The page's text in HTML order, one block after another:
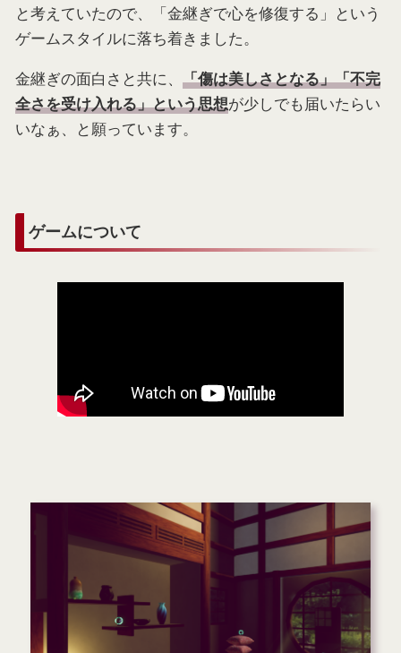
と考えていたので、「金継ぎで心を修復する」という
ゲームスタイルに落ち着きました。
金継ぎの面白さと共に、 「傷は美しさとなる」「不完
全さを受け入れる」という思想が少しでも届いたらい
いなぁ、と願っています。
ゲームについて